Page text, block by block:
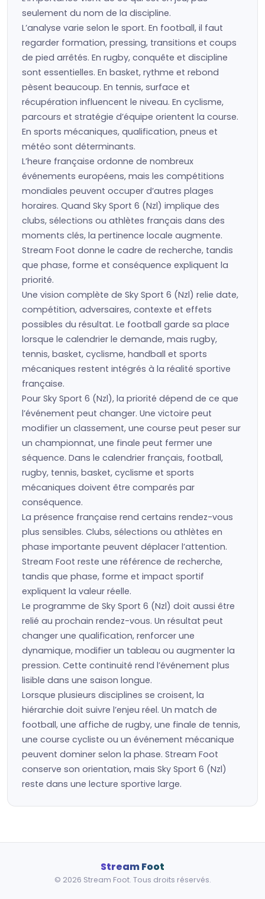
seulement du nom de la discipline.
L’analyse varie selon le sport. En football, il faut
regarder formation, pressing, transitions et coups
de pied arrêtés. En rugby, conquête et discipline
sont essentielles. En basket, rythme et rebond
pèsent beaucoup. En tennis, surface et
récupération influencent le niveau. En cyclisme,
parcours et stratégie d’équipe orientent la course.
En sports mécaniques, qualification, pneus et
météo sont déterminants.
L’heure française ordonne de nombreux
événements européens, mais les compétitions
mondiales peuvent occuper d’autres plages
horaires. Quand Sky Sport 6 (Nzl) implique des
clubs, sélections ou athlètes français dans des
moments clés, la pertinence locale augmente.
Stream Foot donne le cadre de recherche, tandis
que phase, forme et conséquence expliquent la
priorité.
Une vision complète de Sky Sport 6 (Nzl) relie date,
compétition, adversaires, contexte et effets
possibles du résultat. Le football garde sa place
lorsque le calendrier le demande, mais rugby,
tennis, basket, cyclisme, handball et sports
mécaniques restent intégrés à la réalité sportive
française.
Pour Sky Sport 6 (Nzl), la priorité dépend de ce que
l’événement peut changer. Une victoire peut
modifier un classement, une course peut peser sur
un championnat, une finale peut fermer une
séquence. Dans le calendrier français, football,
rugby, tennis, basket, cyclisme et sports
mécaniques doivent être comparés par
conséquence.
La présence française rend certains rendez-vous
plus sensibles. Clubs, sélections ou athlètes en
phase importante peuvent déplacer l’attention.
Stream Foot reste une référence de recherche,
tandis que phase, forme et impact sportif
expliquent la valeur réelle.
Le programme de Sky Sport 6 (Nzl) doit aussi être
relié au prochain rendez-vous. Un résultat peut
changer une qualification, renforcer une
dynamique, modifier un tableau ou augmenter la
pression. Cette continuité rend l’événement plus
lisible dans une saison longue.
Lorsque plusieurs disciplines se croisent, la
hiérarchie doit suivre l’enjeu réel. Un match de
football, une affiche de rugby, une finale de tennis,
une course cycliste ou un événement mécanique
peuvent dominer selon la phase. Stream Foot
conserve son orientation, mais Sky Sport 6 (Nzl)
reste dans une lecture sportive large.
Stream Foot
© 2026 Stream Foot. Tous droits réservés.